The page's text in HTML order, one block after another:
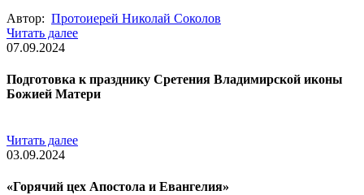
Автор: Протоиерей Николай Соколов
Читать далее
07.09.2024
Подготовка к празднику Сретения Владимирской иконы
Божией Матери
Читать далее
03.09.2024
«Горячий цех Апостола и Евангелия»